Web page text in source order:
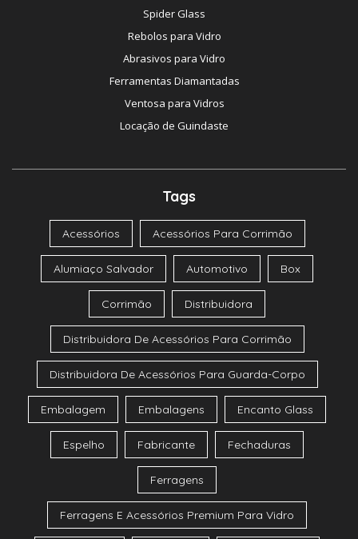
Spider Glass
Rebolos para Vidro
Abrasivos para Vidro
Ferramentas Diamantadas
Ventosa para Vidros
Locação de Guindaste
Tags
Acessórios Acessórios Para Corrimão
Alumiaço Salvador Automotivo Box
Corrimão Distribuidora
Distribuidora De Acessórios Para Corrimão
Distribuidora De Acessórios Para Guarda-Corpo
Embalagem Embalagens Encanto Glass
Espelho Fabricante Fechaduras
Ferragens
Ferragens E Acessórios Premium Para Vidro